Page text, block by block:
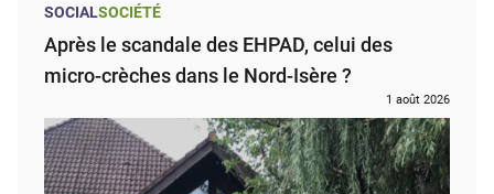
SOCIALSOCIÉTÉ
Après le scandale des EHPAD, celui des
micro-crèches dans le Nord-Isère ?
1 août 2026